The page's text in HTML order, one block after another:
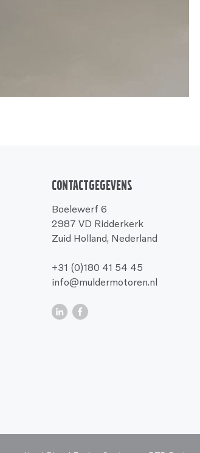
Contactgegevens
Boelewerf 6
2987 VD Ridderkerk
Zuid Holland, Nederland
+31 (0)180 41 54 45
info@muldermotoren.nl